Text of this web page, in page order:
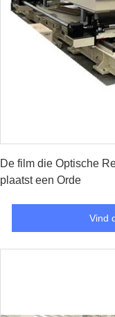
De film die Optische
plaatst een Orde
Vind